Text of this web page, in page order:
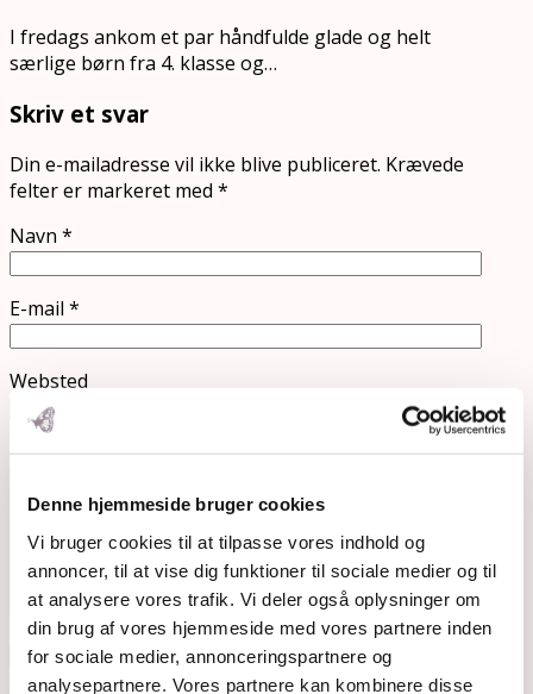
Denne hjemmeside bruger cookies
Vi bruger cookies til at tilpasse vores indhold og
annoncer, til at vise dig funktioner til sociale medier og til
at analysere vores trafik. Vi deler også oplysninger om
din brug af vores hjemmeside med vores partnere inden
for sociale medier, annonceringspartnere og
analysepartnere. Vores partnere kan kombinere disse
I fredags ankom et par håndfulde glade og helt
særlige børn fra 4. klasse og…
Skriv et svar
Din e-mailadresse vil ikke blive publiceret. Krævede
felter er markeret med *
Navn *
E-mail *
Websted
Kommentar*